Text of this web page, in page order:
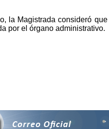
Magistrada consideró
por el órgano administrativo.